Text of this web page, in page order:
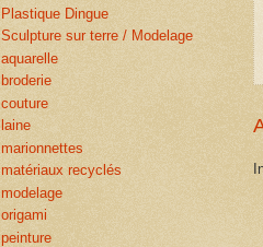
Plastique Dingue
Sculpture sur terre / Modelage
aquarelle
broderie
couture
laine
marionnettes
matériaux recyclés
modelage
origami
peinture